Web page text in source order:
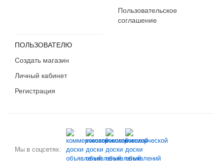
Пользовательское
соглашение
ПОЛЬЗОВАТЕЛЮ
Создать магазин
Личный кабинет
Регистрация
Мы в соцсетях: